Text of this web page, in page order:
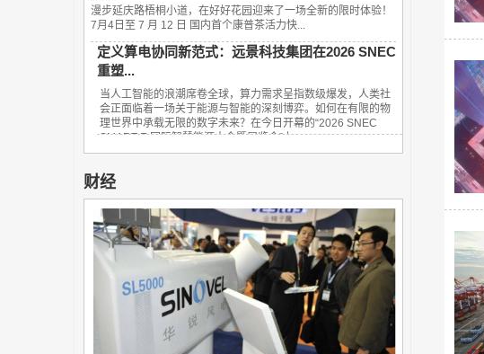
漫步延庆路梧桐小道，在好好花园迎来了一场全新的限时体验！
7月4日至 7 月 12 日 国内首个康普茶活力快...
定义算电协同新范式：远景科技集团在2026 SNEC
重塑...
当人工智能的浪潮席卷全球，算力需求呈指数级爆发，人类社
会正面临着一场关于能源与智能的深刻博弈。如何在有限的物
理世界中承载无限的数字未来？在今日开幕的“2026 SNEC
SMART E 国际智慧能源大会暨展览会”上，...
财经